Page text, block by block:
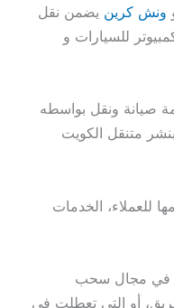
ونش كرين يضمن نقل
للسيارات و
صيانة ونقل بواسطه
متنقل الكويت
للعملاء، الخدمات
في مجال سحب
أو التي تعطلت في